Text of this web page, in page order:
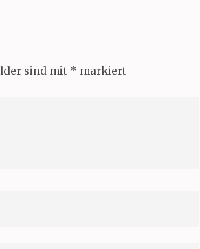
sind mit * markiert